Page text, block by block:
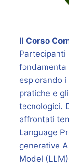
Il Corso
Partecipanti
fondamenta
esplorando
pratiche e
tecnologici.
affrontati
Language
generative
Model